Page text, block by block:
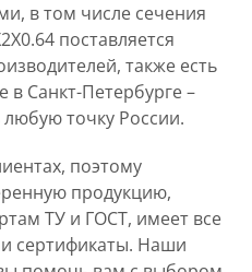
в том числе сечения
поставляется
также есть
в Санкт-Петербурге –
точку России.
поэтому
продукцию,
ТУ и ГОСТ, имеет все
сертификаты. Наши